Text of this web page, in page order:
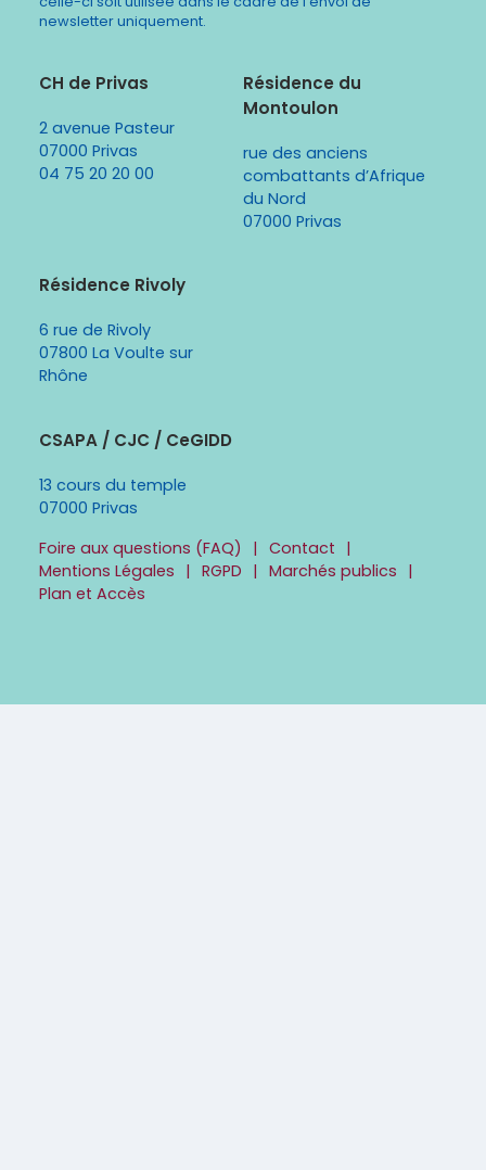
champ
newsletter uniquement.
CH de Privas
2 avenue Pasteur
07000 Privas
04 75 20 20 00
Résidence du
Montoulon
rue des anciens
combattants d’Afrique
du Nord
07000 Privas
Résidence Rivoly
6 rue de Rivoly
07800 La Voulte sur
Rhône
CSAPA / CJC / CeGIDD
13 cours du temple
07000 Privas
Foire aux questions (FAQ)
Contact
Mentions Légales
RGPD
Marchés publics
Plan et Accès